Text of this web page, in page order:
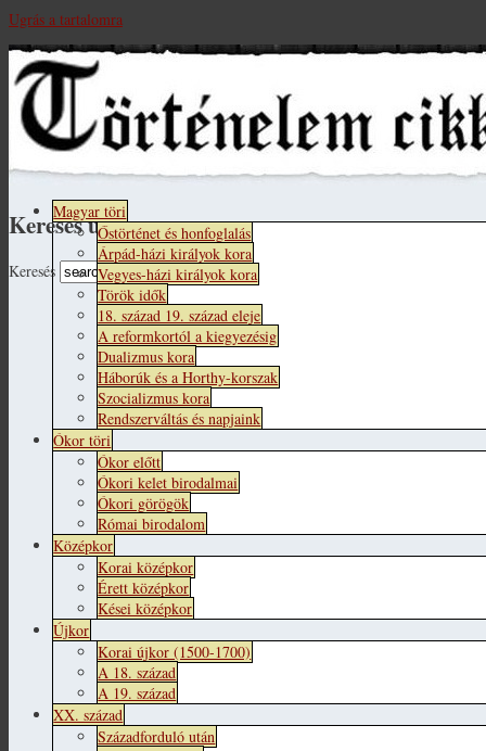
Ugrás a tartalomra
Keresés űrlap
Keresés
Magyar töri
Őstörténet és honfoglalás
Árpád-házi királyok kora
Vegyes-házi királyok kora
Török idők
18. század 19. század eleje
A reformkortól a kiegyezésig
Dualizmus kora
Háborúk és a Horthy-korszak
Szocializmus kora
Rendszerváltás és napjaink
Ókor töri
Ókor előtt
Ókori kelet birodalmai
Ókori görögök
Római birodalom
Középkor
Korai középkor
Érett középkor
Kései középkor
Újkor
Korai újkor (1500-1700)
A 18. század
A 19. század
XX. század
Századforduló után